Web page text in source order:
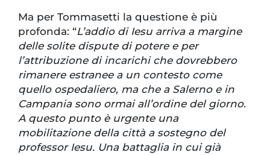
Ma per Tommasetti la questione è più
profonda: “L’addio di Iesu arriva a margine
delle solite dispute di potere e per
l’attribuzione di incarichi che dovrebbero
rimanere estranee a un contesto come
quello ospedaliero, ma che a Salerno e in
Campania sono ormai all’ordine del giorno.
A questo punto è urgente una
mobilitazione della città a sostegno del
professor Iesu. Una battaglia in cui già